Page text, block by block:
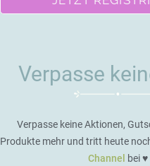
Verpasse
Verpasse keine Aktionen,
Produkte mehr und tritt heute
Channel
bei ♥️